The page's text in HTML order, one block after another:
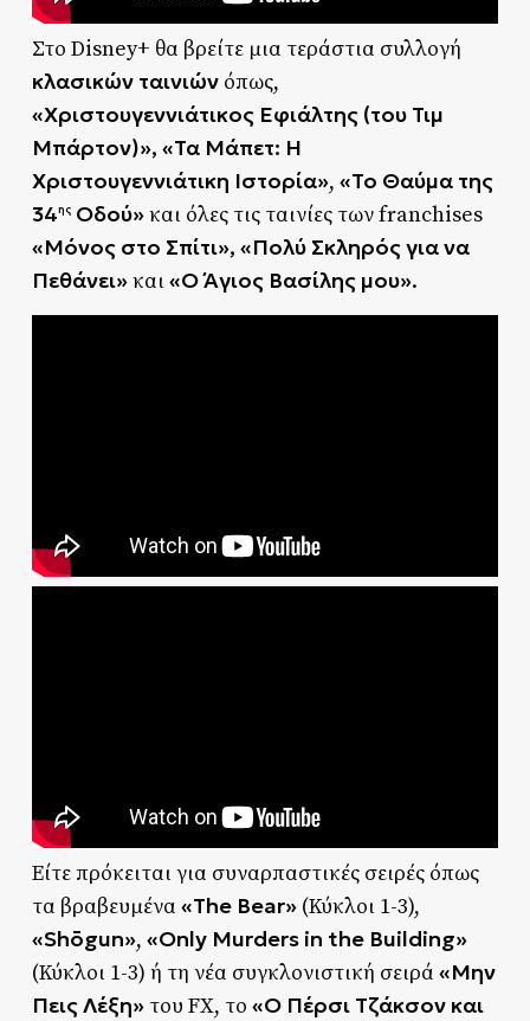
Στο Disney+ θα βρείτε μια τεράστια συλλογή
κλασικών ταινιώνόπως,
«Χριστουγεννιάτικος Εφιάλτης (του Τιμ
Μπάρτον)», «Τα Μάπετ: Η
Χριστουγεννιάτικη Ιστορία», «Το Θαύμα της
34ηςΟδού»και όλες τις ταινίες των franchises
«Μόνος στο Σπίτι», «Πολύ Σκληρός για να
Πεθάνει»και«Ο Άγιος Βασίλης μου».
Είτε πρόκειται για συναρπαστικές σειρές όπως
τα βραβευμένα «The Bear»(Κύκλοι 1-3),
«Shōgun», «Only Murders in the Building»
(Κύκλοι 1-3) ή τη νέα συγκλονιστική σειρά «Μην
Πεις Λέξη»του FX, το «Ο Πέρσι Τζάκσον και